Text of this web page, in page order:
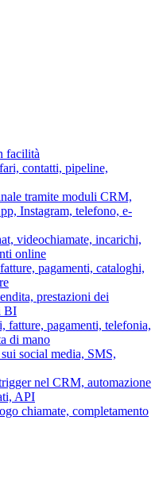
facilità
contatti, pipeline,
tramite moduli CRM,
Instagram, telefono, e-
videochiamate, incarichi,
online
pagamenti, cataloghi,
prestazioni dei
BI
fatture, pagamenti, telefonia,
di mano
social media, SMS,
nel CRM, automazione
API
chiamate, completamento